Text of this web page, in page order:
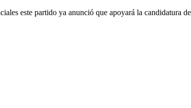
este partido ya anunció que apoyará la